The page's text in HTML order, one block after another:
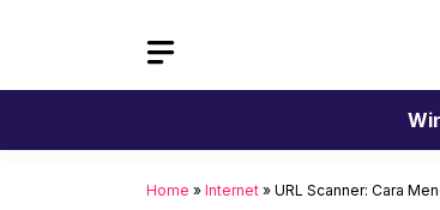
Home » Internet » URL Scanner: Cara